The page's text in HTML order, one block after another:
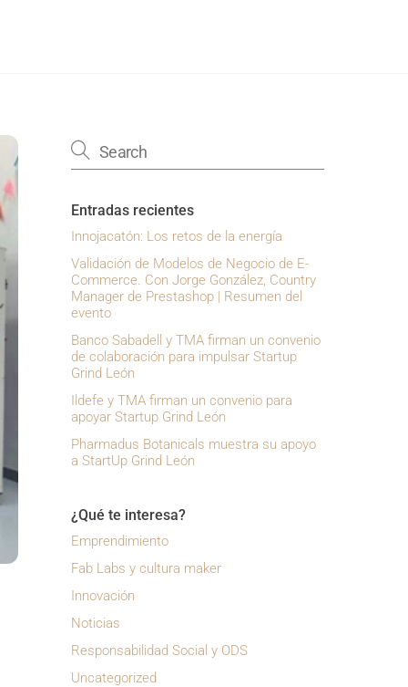
Entradas recientes
Innojacatón: Los retos de la energía
Validación de Modelos de Negocio de E-
Commerce. Con Jorge González, Country
Manager de Prestashop | Resumen del
evento
Banco Sabadell y TMA firman un convenio
de colaboración para impulsar Startup
Grind León
Ildefe y TMA firman un convenio para
apoyar Startup Grind León
Pharmadus Botanicals muestra su apoyo
a StartUp Grind León
¿Qué te interesa?
Emprendimiento
Fab Labs y cultura maker
Innovación
Noticias
Responsabilidad Social y ODS
Uncategorized